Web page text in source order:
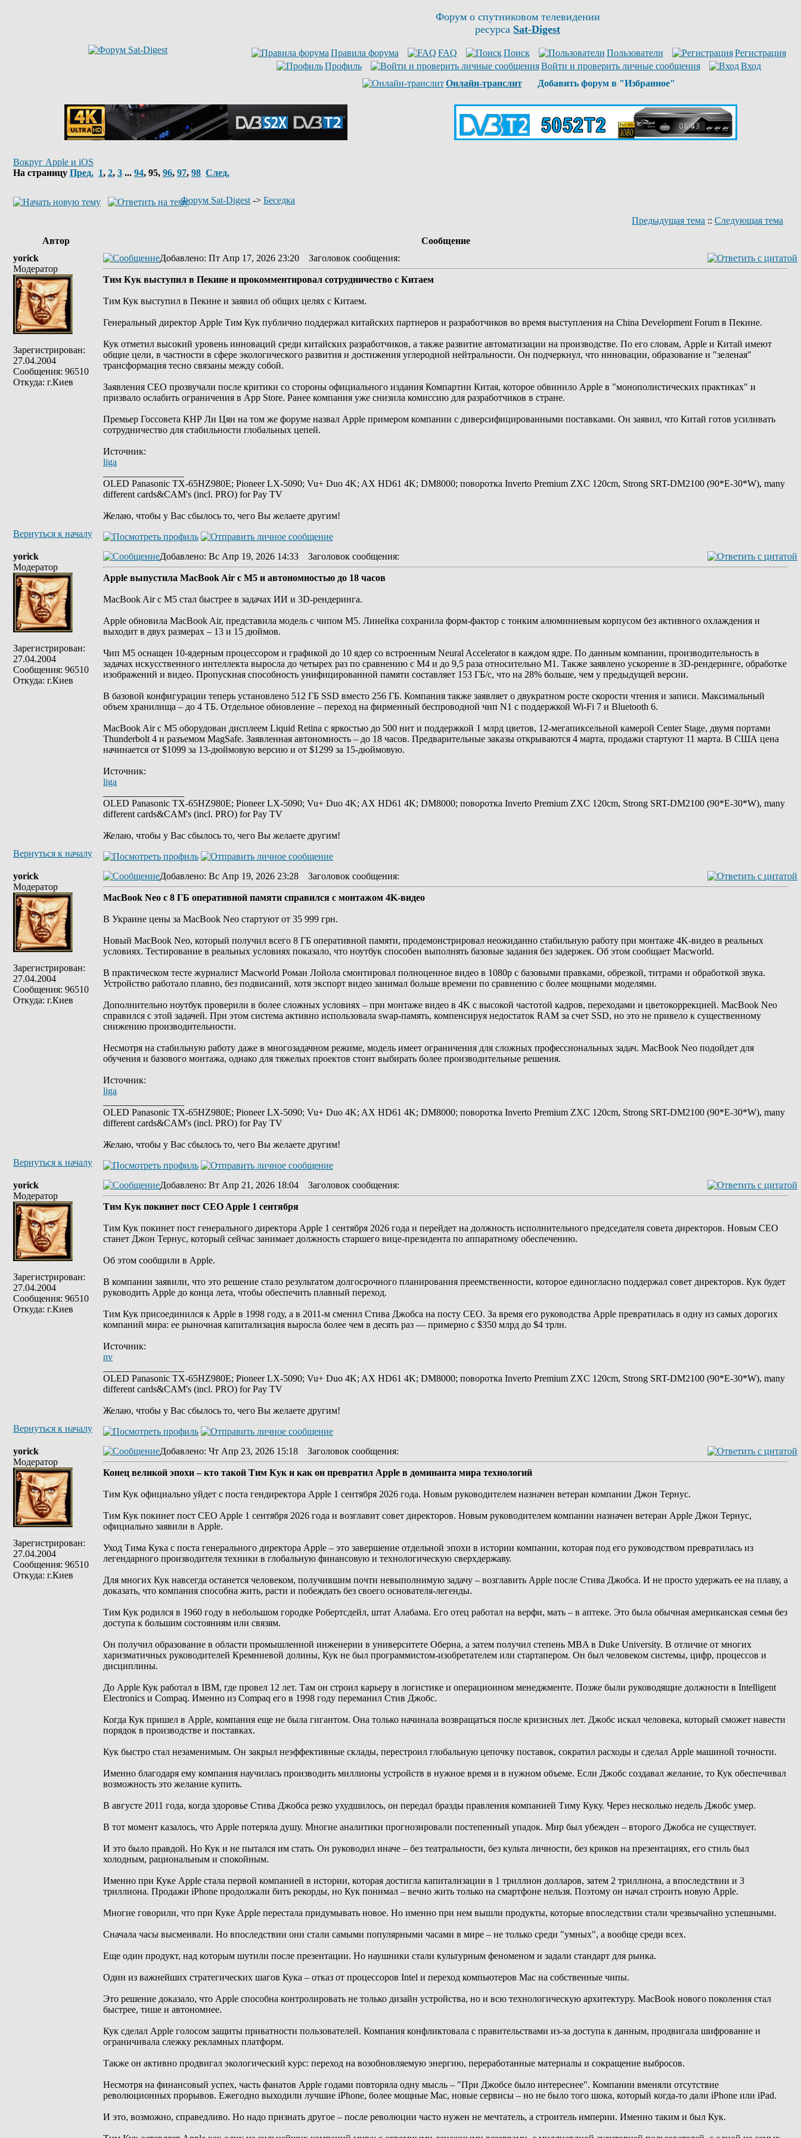
Форум о спутниковом телевидении
ресурса Sat-Digest
Правила форума FAQ Поиск Пользователи
Регистрация
Профиль
Войти и проверить личные сообщения
Вход
Онлайн-транслит
Добавить форум в "Избранное"
Вокруг Apple и iOS
На страницу Пред. 1, 2, 3 ... 94, 95, 96, 97, 98 След.
Форум Sat-Digest -> Беседка
Предыдущая тема :: Следующая тема
Автор
Сообщение
yorick
Модератор
Зарегистрирован:
27.04.2004
Сообщения: 96510
Откуда: г.Киев
Добавлено: Пт Апр 17, 2026 23:20 Заголовок сообщения:
Тим Кук выступил в Пекине и прокомментировал сотрудничество с Китаем
Тим Кук выступил в Пекине и заявил об общих целях с Китаем.
Генеральный директор Apple Тим Кук публично поддержал китайских партнеров и разработчиков во время выступления на China Development Forum в Пекине.
Кук отметил высокий уровень инноваций среди китайских разработчиков, а также развитие автоматизации на производстве. По его словам, Apple и Китай имеют
общие цели, в частности в сфере экологического развития и достижения углеродной нейтральности. Он подчеркнул, что инновации, образование и "зеленая"
трансформация тесно связаны между собой.
Заявления CEO прозвучали после критики со стороны официального издания Компартии Китая, которое обвинило Apple в "монополистических практиках" и
призвало ослабить ограничения в App Store. Ранее компания уже снизила комиссию для разработчиков в стране.
Премьер Госсовета КНР Ли Цян на том же форуме назвал Apple примером компании с диверсифицированными поставками. Он заявил, что Китай готов усиливать
сотрудничество для стабильности глобальных цепей.
Источник:
liga
OLED Panasonic TX-65HZ980E; Pioneer LX-5090; Vu+ Duo 4K; AX HD61 4K; DM8000; поворотка Inverto Premium ZXC 120cm, Strong SRT-DM2100 (90*E-30*W), many
different cards&CAM's (incl. PRO) for Pay TV
Желаю, чтобы у Вас сбылось то, чего Вы желаете другим!
Вернуться к началу
yorick
Модератор
Зарегистрирован:
27.04.2004
Сообщения: 96510
Откуда: г.Киев
Добавлено: Вс Апр 19, 2026 14:33 Заголовок сообщения:
Apple выпустила MacBook Air с M5 и автономностью до 18 часов
MacBook Air с M5 стал быстрее в задачах ИИ и 3D-рендеринга.
Apple обновила MacBook Air, представила модель с чипом M5. Линейка сохранила форм-фактор с тонким алюминиевым корпусом без активного охлаждения и
выходит в двух размерах – 13 и 15 дюймов.
Чип M5 оснащен 10-ядерным процессором и графикой до 10 ядер со встроенным Neural Accelerator в каждом ядре. По данным компании, производительность в
задачах искусственного интеллекта выросла до четырех раз по сравнению с M4 и до 9,5 раза относительно M1. Также заявлено ускорение в 3D-рендеринге, обработке
изображений и видео. Пропускная способность унифицированной памяти составляет 153 ГБ/с, что на 28% больше, чем у предыдущей версии.
В базовой конфигурации теперь установлено 512 ГБ SSD вместо 256 ГБ. Компания также заявляет о двукратном росте скорости чтения и записи. Максимальный
объем хранилища – до 4 ТБ. Отдельное обновление – переход на фирменный беспроводной чип N1 с поддержкой Wi-Fi 7 и Bluetooth 6.
MacBook Air с M5 оборудован дисплеем Liquid Retina с яркостью до 500 нит и поддержкой 1 млрд цветов, 12-мегапиксельной камерой Center Stage, двумя портами
Thunderbolt 4 и разъемом MagSafe. Заявленная автономность – до 18 часов. Предварительные заказы открываются 4 марта, продажи стартуют 11 марта. В США цена
начинается от $1099 за 13-дюймовую версию и от $1299 за 15-дюймовую.
Источник:
liga
OLED Panasonic TX-65HZ980E; Pioneer LX-5090; Vu+ Duo 4K; AX HD61 4K; DM8000; поворотка Inverto Premium ZXC 120cm, Strong SRT-DM2100 (90*E-30*W), many
different cards&CAM's (incl. PRO) for Pay TV
Желаю, чтобы у Вас сбылось то, чего Вы желаете другим!
Вернуться к началу
yorick
Модератор
Зарегистрирован:
27.04.2004
Сообщения: 96510
Откуда: г.Киев
Добавлено: Вс Апр 19, 2026 23:28 Заголовок сообщения:
MacBook Neo с 8 ГБ оперативной памяти справился с монтажом 4K-видео
В Украине цены за MacBook Neo стартуют от 35 999 грн.
Новый MacBook Neo, который получил всего 8 ГБ оперативной памяти, продемонстрировал неожиданно стабильную работу при монтаже 4K-видео в реальных
условиях. Тестирование в реальных условиях показало, что ноутбук способен выполнять базовые задания без задержек. Об этом сообщает Macworld.
В практическом тесте журналист Macworld Роман Лойола смонтировал полноценное видео в 1080p с базовыми правками, обрезкой, титрами и обработкой звука.
Устройство работало плавно, без подвисаний, хотя экспорт видео занимал больше времени по сравнению с более мощными моделями.
Дополнительно ноутбук проверили в более сложных условиях – при монтаже видео в 4K с высокой частотой кадров, переходами и цветокоррекцией. MacBook Neo
справился с этой задачей. При этом система активно использовала swap-память, компенсируя недостаток RAM за счет SSD, но это не привело к существенному
снижению производительности.
Несмотря на стабильную работу даже в многозадачном режиме, модель имеет ограничения для сложных профессиональных задач. MacBook Neo подойдет для
обучения и базового монтажа, однако для тяжелых проектов стоит выбирать более производительные решения.
Источник:
liga
OLED Panasonic TX-65HZ980E; Pioneer LX-5090; Vu+ Duo 4K; AX HD61 4K; DM8000; поворотка Inverto Premium ZXC 120cm, Strong SRT-DM2100 (90*E-30*W), many
different cards&CAM's (incl. PRO) for Pay TV
Желаю, чтобы у Вас сбылось то, чего Вы желаете другим!
Вернуться к началу
yorick
Модератор
Зарегистрирован:
27.04.2004
Сообщения: 96510
Откуда: г.Киев
Добавлено: Вт Апр 21, 2026 18:04 Заголовок сообщения:
Тим Кук покинет пост CEO Apple 1 сентября
Тим Кук покинет пост генерального директора Apple 1 сентября 2026 года и перейдет на должность исполнительного председателя совета директоров. Новым CEO
станет Джон Тернус, который сейчас занимает должность старшего вице-президента по аппаратному обеспечению.
Об этом сообщили в Apple.
В компании заявили, что это решение стало результатом долгосрочного планирования преемственности, которое единогласно поддержал совет директоров. Кук будет
руководить Apple до конца лета, чтобы обеспечить плавный переход.
Тим Кук присоединился к Apple в 1998 году, а в 2011-м сменил Стива Джобса на посту CEO. За время его руководства Apple превратилась в одну из самых дорогих
компаний мира: ее рыночная капитализация выросла более чем в десять раз — примерно с $350 млрд до $4 трлн.
Источник:
nv
OLED Panasonic TX-65HZ980E; Pioneer LX-5090; Vu+ Duo 4K; AX HD61 4K; DM8000; поворотка Inverto Premium ZXC 120cm, Strong SRT-DM2100 (90*E-30*W), many
different cards&CAM's (incl. PRO) for Pay TV
Желаю, чтобы у Вас сбылось то, чего Вы желаете другим!
Вернуться к началу
yorick
Модератор
Зарегистрирован:
27.04.2004
Сообщения: 96510
Откуда: г.Киев
Добавлено: Чт Апр 23, 2026 15:18 Заголовок сообщения:
Конец великой эпохи – кто такой Тим Кук и как он превратил Apple в доминанта мира технологий
Тим Кук официально уйдет с поста гендиректора Apple 1 сентября 2026 года. Новым руководителем назначен ветеран компании Джон Тернус.
Тим Кук покинет пост CEO Apple 1 сентября 2026 года и возглавит совет директоров. Новым руководителем компании назначен ветеран Apple Джон Тернус,
официально заявили в Apple.
Уход Тима Кука с поста генерального директора Apple – это завершение отдельной эпохи в истории компании, которая под его руководством превратилась из
легендарного производителя техники в глобальную финансовую и технологическую сверхдержаву.
Для многих Кук навсегда останется человеком, получившим почти невыполнимую задачу – возглавить Apple после Стива Джобса. И не просто удержать ее на плаву, а
доказать, что компания способна жить, расти и побеждать без своего основателя-легенды.
Тим Кук родился в 1960 году в небольшом городке Робертсдейл, штат Алабама. Его отец работал на верфи, мать – в аптеке. Это была обычная американская семья без
доступа к большим состояниям или связям.
Он получил образование в области промышленной инженерии в университете Оберна, а затем получил степень MBA в Duke University. В отличие от многих
харизматичных руководителей Кремниевой долины, Кук не был программистом-изобретателем или стартапером. Он был человеком системы, цифр, процессов и
дисциплины.
До Apple Кук работал в IBM, где провел 12 лет. Там он строил карьеру в логистике и операционном менеджменте. Позже были руководящие должности в Intelligent
Electronics и Compaq. Именно из Compaq его в 1998 году переманил Стив Джобс.
Когда Кук пришел в Apple, компания еще не была гигантом. Она только начинала возвращаться после кризисных лет. Джобс искал человека, который сможет навести
порядок в производстве и поставках.
Кук быстро стал незаменимым. Он закрыл неэффективные склады, перестроил глобальную цепочку поставок, сократил расходы и сделал Apple машиной точности.
Именно благодаря ему компания научилась производить миллионы устройств в нужное время и в нужном объеме. Если Джобс создавал желание, то Кук обеспечивал
возможность это желание купить.
В августе 2011 года, когда здоровье Стива Джобса резко ухудшилось, он передал бразды правления компанией Тиму Куку. Через несколько недель Джобс умер.
В тот момент казалось, что Apple потеряла душу. Многие аналитики прогнозировали постепенный упадок. Мир был убежден – второго Джобса не существует.
И это было правдой. Но Кук и не пытался им стать. Он руководил иначе – без театральности, без культа личности, без криков на презентациях, его стиль был
холодным, рациональным и спокойным.
Именно при Куке Apple стала первой компанией в истории, которая достигла капитализации в 1 триллион долларов, затем 2 триллиона, а впоследствии и 3
триллиона. Продажи iPhone продолжали бить рекорды, но Кук понимал – вечно жить только на смартфоне нельзя. Поэтому он начал строить новую Apple.
Многие говорили, что при Куке Apple перестала придумывать новое. Но именно при нем вышли продукты, которые впоследствии стали чрезвычайно успешными.
Сначала часы высмеивали. Но впоследствии они стали самыми популярными часами в мире – не только среди "умных", а вообще среди всех.
Еще один продукт, над которым шутили после презентации. Но наушники стали культурным феноменом и задали стандарт для рынка.
Один из важнейших стратегических шагов Кука – отказ от процессоров Intel и переход компьютеров Mac на собственные чипы.
Это решение доказало, что Apple способна контролировать не только дизайн устройства, но и всю технологическую архитектуру. MacBook нового поколения стал
быстрее, тише и автономнее.
Кук сделал Apple голосом защиты приватности пользователей. Компания конфликтовала с правительствами из-за доступа к данным, продвигала шифрование и
ограничивала слежку рекламных платформ.
Также он активно продвигал экологический курс: переход на возобновляемую энергию, переработанные материалы и сокращение выбросов.
Несмотря на финансовый успех, часть фанатов Apple годами повторяла одну мысль – "При Джобсе было интереснее". Компании вменяли отсутствие
революционных прорывов. Ежегодно выходили лучшие iPhone, более мощные Mac, новые сервисы – но не было того шока, который когда-то дали iPhone или iPad.
И это, возможно, справедливо. Но надо признать другое – после революции часто нужен не мечтатель, а строитель империи. Именно таким и был Кук.